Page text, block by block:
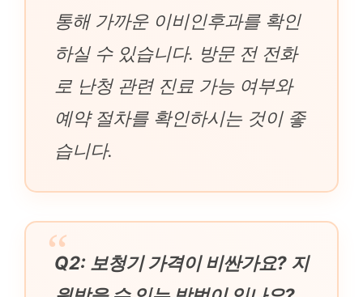
통해 가까운 이비인후과를 확인
하실 수 있습니다. 방문 전 전화
로 난청 관련 진료 가능 여부와
예약 절차를 확인하시는 것이 좋
습니다.
Q2: 보청기 가격이 비싼가요? 지